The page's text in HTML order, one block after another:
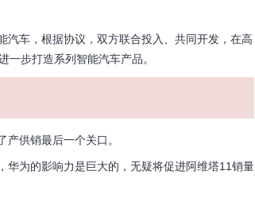
车，根据协议，双方联合投入、共同开发，在高
步打造系列智能汽车产品。
供销最后一个关口。
华为的影响力是巨大的，无疑将促进阿维塔11销量